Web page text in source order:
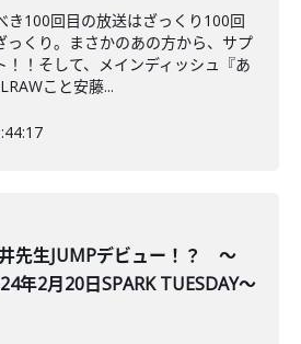
100回目の放送はざっくり100回
っくり。まさかのあの方から、サプ
！！そして、メインディッシュ『あ
こと安藤...
先生JUMPデビュー！？ ～
年2月20日SPARK TUESDAY～